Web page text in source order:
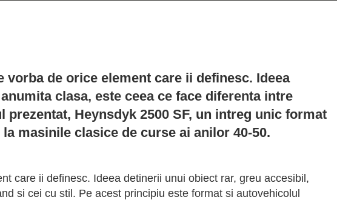
de orice element care ii definesc. Ideea
clasa, este ceea ce face diferenta intre
Heynsdyk 2500 SF, un intreg unic format
masinile clasice de curse ai anilor 40-50.
care ii definesc. Ideea detinerii unui obiect rar, greu accesibil,
si cei cu stil. Pe acest principiu este format si autovehicolul